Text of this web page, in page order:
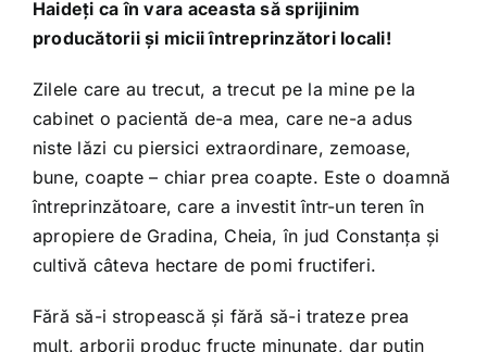
Shop
Tratamente naturale
Iubim fructele
Haideți ca în vara aceasta să sprijinim
producătorii și micii întreprinzători locali!
Zilele care au trecut, a trecut pe la mine pe la
cabinet o pacientă de-a mea, care ne-a adus
niste lăzi cu piersici extraordinare, zemoase,
bune, coapte – chiar prea coapte. Este o doamnă
întreprinzătoare, care a investit într-un teren în
apropiere de Gradina, Cheia, în jud Constanța și
cultivă câteva hectare de pomi fructiferi.
Fără să-i stropească și fără să-i trateze prea
mult, arborii produc fructe minunate, dar puțin